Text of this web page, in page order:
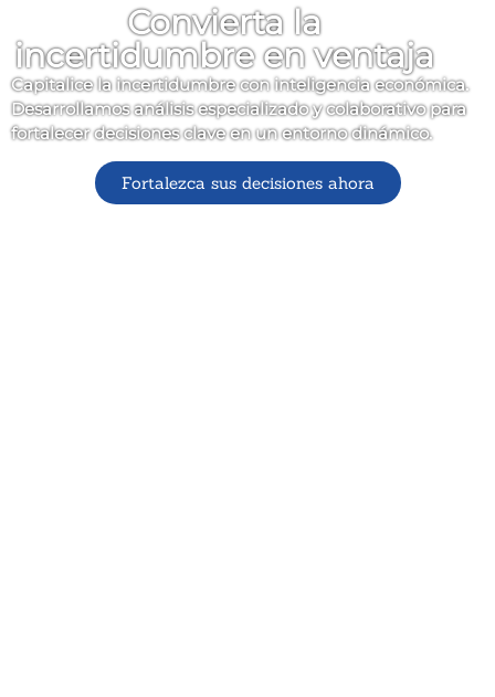
Convierta la
incertidumbre en ventaja
Capitalice la incertidumbre con inteligencia económica.
Desarrollamos análisis especializado y colaborativo para
fortalecer decisiones clave en un entorno dinámico.
Fortalezca sus decisiones ahora